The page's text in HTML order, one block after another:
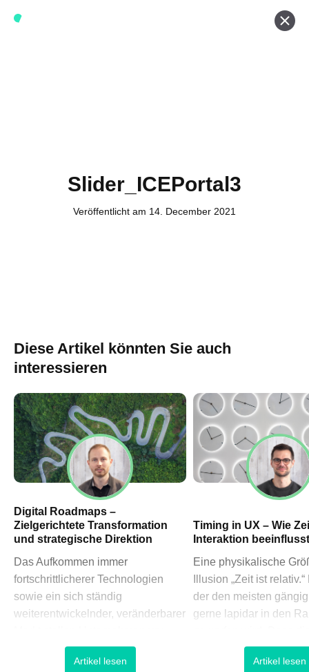
Slider_ICEPortal3
Veröffentlicht am 14. December 2021
Diese Artikel könnten Sie auch
interessieren
Digital Roadmaps –
Zielgerichtete Transformation
und strategische Direktion
Das Aufkommen immer
fortschrittlicherer Technologien
sowie ein sich ständig
weiterentwickelnder, veränderbarer
große Herausforderungen, wenn
es um schnelle Anpassbarkeit und
Artikel lesen
Timing in UX – Wie
Interaktion beeinflusst
Eine physikalische
Illusion „Zeit ist
der den meisten
gerne lapidar in den
neben der Zeit laut
Theorie ebenfalls als
Artikel lesen
HN – Gymnasiumstraße 35
74072 Heilbronn
Datenschutzerklärung
Impressum